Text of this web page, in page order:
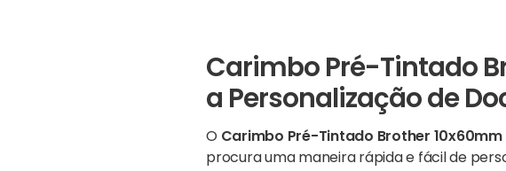
Carimbo Pré-Tintado
a Personalização de
O Carimbo Pré-Tintado Brother 10x60mm
procura uma maneira rápida e fácil de